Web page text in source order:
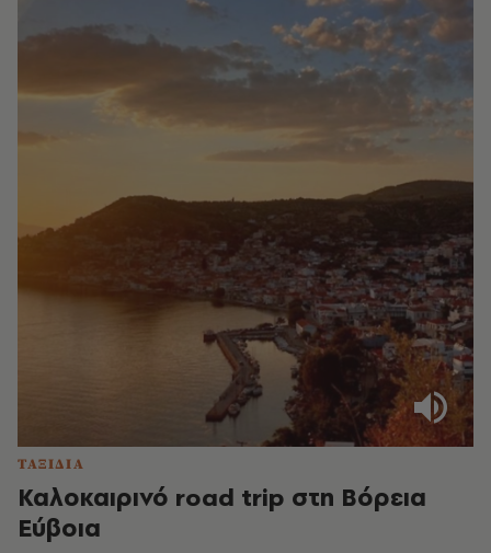
ΤΑΞΙΔΙΑ
Καλοκαιρινό road trip στη Βόρεια
Εύβοια